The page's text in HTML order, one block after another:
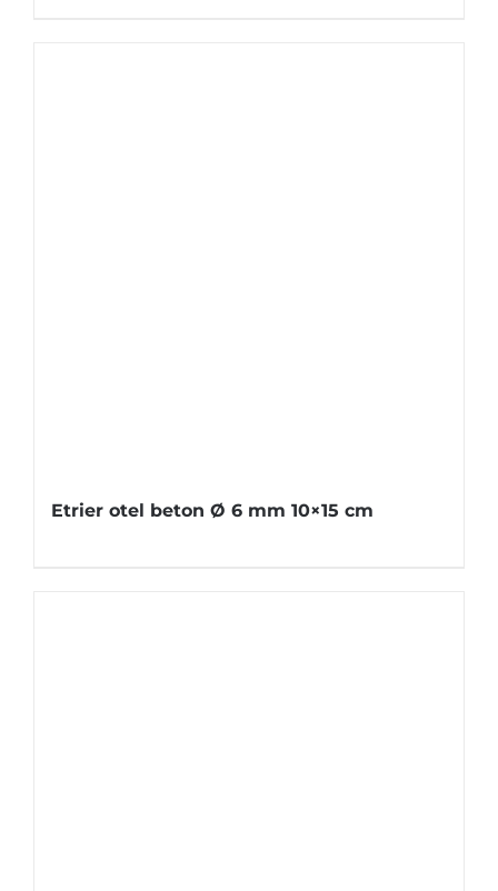
Etrier otel beton Ø 6 mm 10×15 cm